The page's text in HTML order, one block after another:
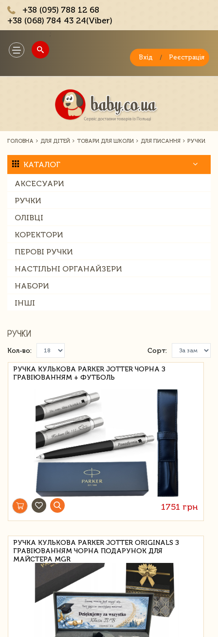
+38 (095) 788 12 68
+38 (068) 784 43 24(Viber)
Toggle
navigation
Вхід / Реєстрація
ГОЛОВНА ДЛЯ ДІТЕЙ ТОВАРИ ДЛЯ ШКОЛИ ДЛЯ ПИСАННЯ РУЧКИ
КАТАЛОГ
АКСЕСУАРИ
РУЧКИ
ОЛІВЦІ
КОРЕКТОРИ
ПЕРОВІ РУЧКИ
НАСТІЛЬНІ ОРГАНАЙЗЕРИ
НАБОРИ
ІНШІ
РУЧКИ
Кол-во: Сорт:
РУЧКА КУЛЬКОВА PARKER JOTTER ЧОРНА З
ГРАВІЮВАННЯМ + ФУТБОЛЬ
1751 грн
РУЧКА КУЛЬКОВА PARKER JOTTER ORIGINALS З
ГРАВІЮВАННЯМ ЧОРНА ПОДАРУНОК ДЛЯ
МАЙСТЕРА MGR